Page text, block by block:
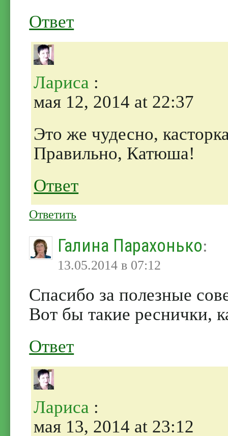
Ответ
Лариса :
мая 12, 2014 at 22:37
Это же чудесно,
Правильно, Катюша!
Ответ
Ответить
Галина Парахонько:
13.05.2014 в 07:12
Спасибо за полезные
Вот бы такие реснички,
Ответ
Лариса :
мая 13, 2014 at 23:12